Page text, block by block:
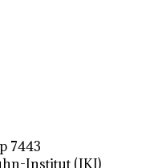
Institut (JKI)